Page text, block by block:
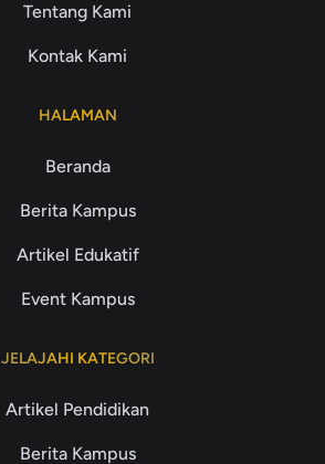
Tentang Kami
Kontak Kami
HALAMAN
Beranda
Berita Kampus
Artikel Edukatif
Event Kampus
JELAJAHI KATEGORI
Artikel Pendidikan
Berita Kampus